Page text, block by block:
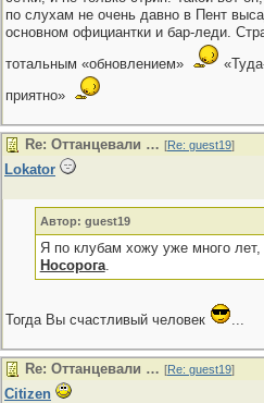
по слухам не очень давно в Пент
основном официантки и бар-леди.
тотальным «обновлением»
приятно»
Re: Оттанцевали … [Re: guest19]
Lokator
Автор: guest19
Я по клубам хожу уже много
Носорога.
Тогда Вы счастливый человек ...
Re: Оттанцевали … [Re: guest19]
Citizen